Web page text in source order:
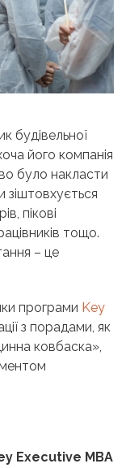
будівельної
його компанія
було накласти
зіштовхується
пікові
тощо.
– це
програми Key
з порадами, як
ковбаска»,
Executive MBA